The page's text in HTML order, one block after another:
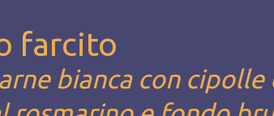
farcito
bianca con